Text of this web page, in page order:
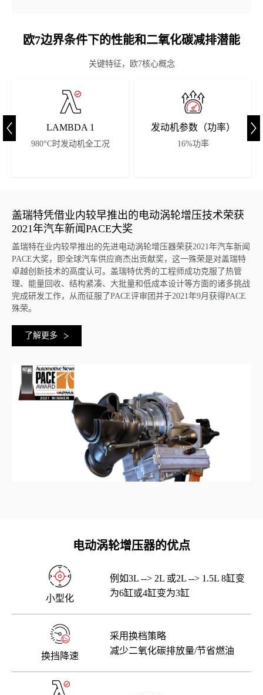
欧7边界条件下的性能和二氧化碳减排潜能
关键特征，欧7核心概念
LAMBDA 1
980°C时发动机全工况
发动机参数（功率）
16%功率
盖瑞特凭借业内较早推出的电动涡轮增压技术荣获
2021年汽车新闻PACE大奖
盖瑞特在业内较早推出的先进电动涡轮增压器荣获2021年汽车新闻
PACE大奖，即全球汽车供应商杰出贡献奖，这一殊荣是对盖瑞特
卓越创新技术的高度认可。盖瑞特优秀的工程师成功克服了热管
理、能量回收、结构紧凑、大批量和低成本设计等方面的诸多挑战
完成研发工作，从而征服了PACE评审团并于2021年9月获得PACE
殊荣。
了解更多
电动涡轮增压器的优点
小型化
例如3L --> 2L 或2L --> 1.5L 8缸变
为6缸或4缸变为3缸
换挡降速
采用换档策略
减少二氧化碳排放量/节省燃油